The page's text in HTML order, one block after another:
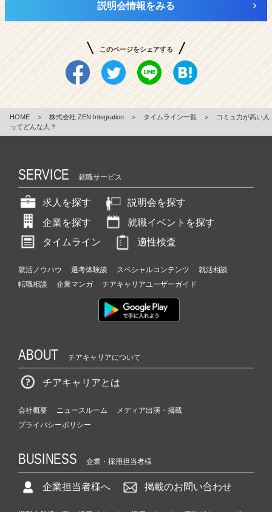
説明会情報をみる
このページをシェアする
HOME ＞ 株式会社 ZEN Integration ＞ タイムライン一覧 ＞
コミュ力が高い人
ってどんな人？
SERVICE 就職サービス
求人を探す
説明会を探す
企業を探す
就職イベントを探す
タイムライン
適性検査
就活ノウハウ 選考体験談 スペシャルコンテンツ
就活相談
転職相談
企業マンガ チアキャリアユーザーガイド
ABOUT チアキャリアについて
チアキャリアとは
会社概要 ニュースルーム
メディア出演・掲載
プライバシーポリシー
BUSINESS 企業・採用担当者様
企業担当者様へ 掲載のお問い合わせ